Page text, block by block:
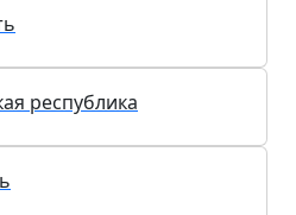
республика